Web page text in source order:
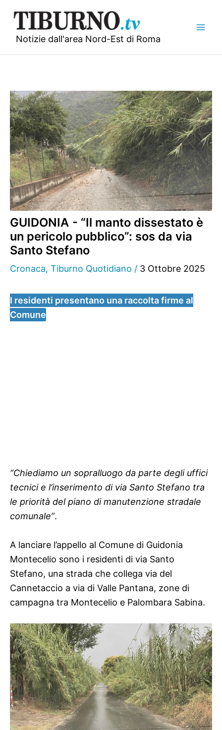
contenuto
Notizie dall'area Nord-Est di Roma
GUIDONIA - “Il manto dissestato è
un pericolo pubblico”: sos da via
Santo Stefano
Cronaca, Tiburno Quotidiano / 3 Ottobre 2025
I residenti presentano una raccolta firme al
Comune
“Chiediamo un sopralluogo da parte degli uffici
tecnici e l’inserimento di via Santo Stefano tra
le priorità del piano di manutenzione stradale
comunale”.
A lanciare l’appello al Comune di Guidonia
Montecelio sono i residenti di via Santo
Stefano, una strada che collega via del
Cannetaccio a via di Valle Pantana, zone di
campagna tra Montecelio e Palombara Sabina.